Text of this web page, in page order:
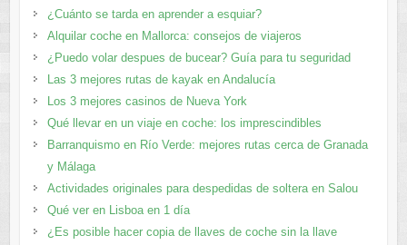
¿Cuánto se tarda en aprender a esquiar?
Alquilar coche en Mallorca: consejos de viajeros
¿Puedo volar despues de bucear? Guía para tu seguridad
Las 3 mejores rutas de kayak en Andalucía
Los 3 mejores casinos de Nueva York
Qué llevar en un viaje en coche: los imprescindibles
Barranquismo en Río Verde: mejores rutas cerca de Granada
y Málaga
Actividades originales para despedidas de soltera en Salou
Qué ver en Lisboa en 1 día
¿Es posible hacer copia de llaves de coche sin la llave